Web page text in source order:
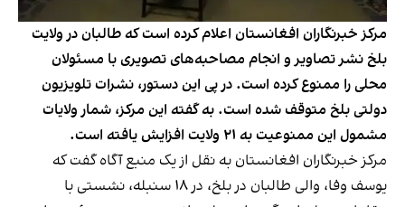
مرکز خبرنگاران افغانستان اعلام کرده است که طالبان در ولایت
بلخ نشر تصاویر و انجام مصاحبه‌های تصویری با مسئولان
محلی را ممنوع کرده است. در پی این دستور، نشرات تلویزیون
دولتی بلخ متوقف شده است. به گفته این مرکز، شمار ولایات
مشمول این ممنوعیت به ۲۱ ولایت افزایش یافته است.
مرکز خبرنگاران افغانستان به نقل از یک منبع آگاه گفت که
یوسف وفا، والی طالبان در بلخ، در ۱۸ سنبله، نشستی با